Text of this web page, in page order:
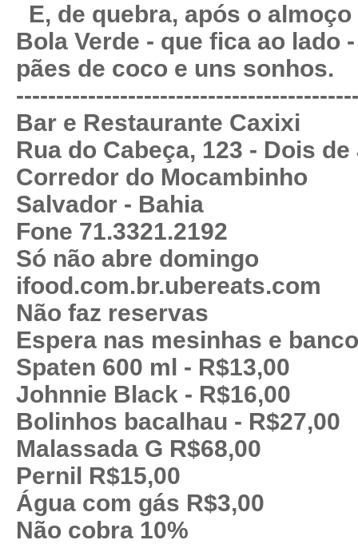
E, de quebra, após o
Bola Verde - que fica ao lado
pães de coco e uns sonhos.
Bar e Restaurante Caxixi
Rua do Cabeça, 123 - Dois
Corredor do Mocambinho
Salvador - Bahia
Fone 71.3321.2192
Só não abre domingo
ifood.com.br.ubereats.com
Não faz reservas
Espera nas mesinhas e
Spaten 600 ml - R$13,00
Johnnie Black - R$16,00
Bolinhos bacalhau - R$27,00
Malassada G R$68,00
Pernil R$15,00
Água com gás R$3,00
Não cobra 10%